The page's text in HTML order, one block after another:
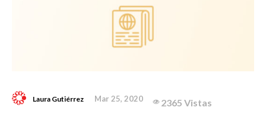
Laura Gutiérrez Mar 25, 2020 2365 Vistas